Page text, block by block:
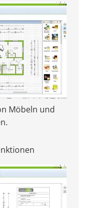
Möbeln und